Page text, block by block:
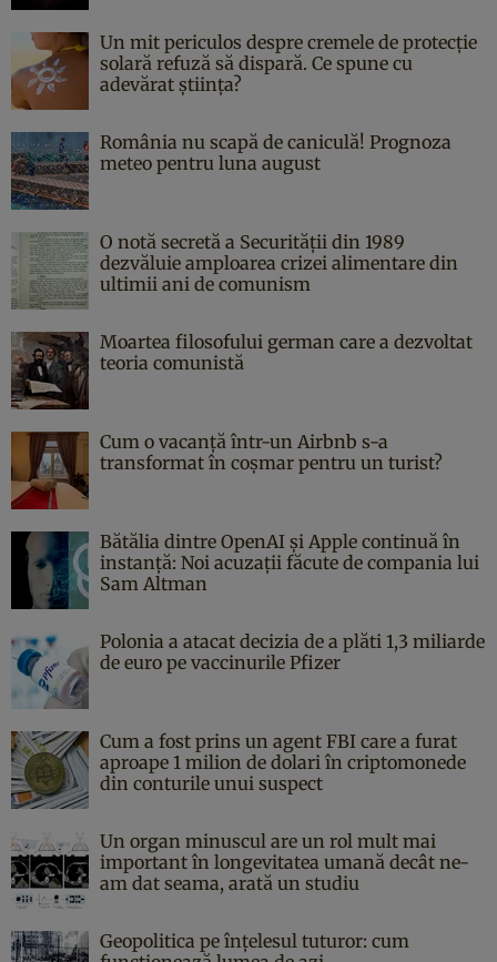
Un mit periculos despre cremele de protecție
solară refuză să dispară. Ce spune cu
adevărat știința?
România nu scapă de caniculă! Prognoza
meteo pentru luna august
O notă secretă a Securității din 1989
dezvăluie amploarea crizei alimentare din
ultimii ani de comunism
Moartea filosofului german care a dezvoltat
teoria comunistă
Cum o vacanță într-un Airbnb s-a
transformat în coșmar pentru un turist?
Bătălia dintre OpenAI și Apple continuă în
instanță: Noi acuzații făcute de compania lui
Sam Altman
Polonia a atacat decizia de a plăti 1,3 miliarde
de euro pe vaccinurile Pfizer
Cum a fost prins un agent FBI care a furat
aproape 1 milion de dolari în criptomonede
din conturile unui suspect
Un organ minuscul are un rol mult mai
important în longevitatea umană decât ne-
am dat seama, arată un studiu
Geopolitica pe înțelesul tuturor: cum